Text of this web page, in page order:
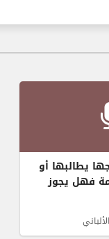
يطالبها أو
فهل يجوز